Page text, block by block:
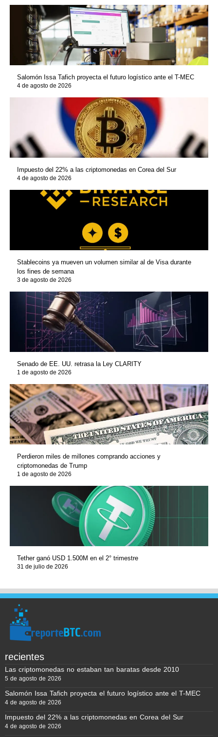
Salomón Issa Tafich proyecta el futuro logístico ante el T-MEC
4 de agosto de 2026
Impuesto del 22% a las criptomonedas en Corea del Sur
4 de agosto de 2026
Stablecoins ya mueven un volumen similar al de Visa durante
los fines de semana
3 de agosto de 2026
Senado de EE. UU. retrasa la Ley CLARITY
1 de agosto de 2026
Perdieron miles de millones comprando acciones y
criptomonedas de Trump
1 de agosto de 2026
Tether ganó USD 1.500M en el 2° trimestre
31 de julio de 2026
recientes
Las criptomonedas no estaban tan baratas desde 2010
5 de agosto de 2026
Salomón Issa Tafich proyecta el futuro logístico ante el T-MEC
4 de agosto de 2026
Impuesto del 22% a las criptomonedas en Corea del Sur
4 de agosto de 2026